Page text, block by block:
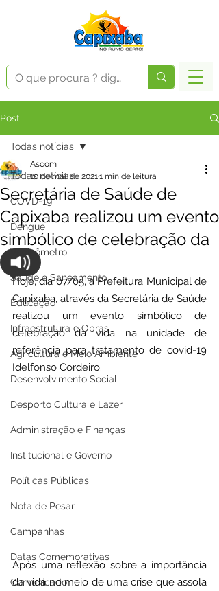
Post
Todas notícias
COVD-19
Dengue
Vacinômetro
Saúde e Saneamento
Educação
Infraestrutura e Obras
Agricultura e Meio Ambiente
Desenvolvimento Social
Desporto Cultura e Lazer
Administração e Finanças
Institucional e Governo
Políticas Públicas
Nota de Pesar
Campanhas
Datas Comemorativas
Comunicado
Todas notícias
Secretária de Saúde de
Capixaba realizou um evento
simbólico de celebração da
vida
Ascom
10 de mai. de 20211 min de leitura
Hoje, dia 07/05, a Prefeitura Municipal de
Capixaba, através da Secretária de Saúde
realizou um evento simbólico de
celebração da vida na unidade de
referência para tratamento de covid-19
Idelfonso Cordeiro.
Após uma reflexão sobre a importância
da vida no meio de uma crise que assola